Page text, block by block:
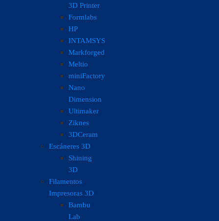
3D Printer
Formlabs
HP
INTAMSYS
Markforged
Meltio
miniFactory
Nano
Dimension
Ultimaker
Ziknes
3DCeram
Escáneres 3D
Shining
3D
Filamentos
Impresoras 3D
Bambu
Lab